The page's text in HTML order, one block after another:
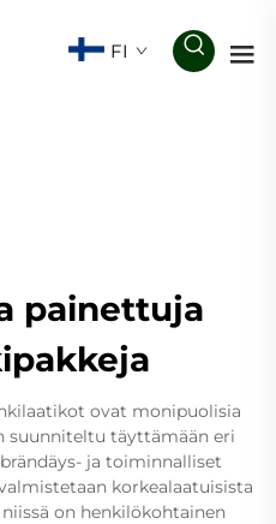
FI
painettuja
ovat monipuolisia
suunniteltu täyttämään eri
ja toiminnalliset
korkealaatuisista
on henkilökohtainen